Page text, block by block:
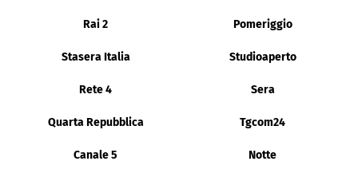
Rai 2 Pomeriggio
Stasera Italia Studioaperto
Rete 4 Sera
Quarta Repubblica Tgcom24
Canale 5 Notte